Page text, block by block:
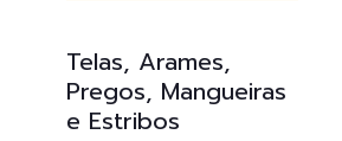
Telas, Arames,
Pregos, Mangueiras
e Estribos